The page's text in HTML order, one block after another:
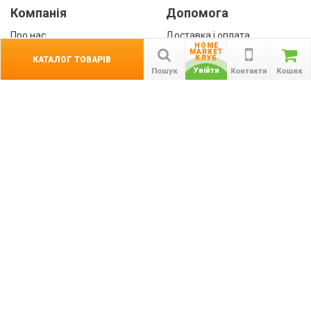
Компанія
Про нас
Допомога
Доставка і оплата
Гарантії
Кошик
Контакти
HOME
MARKET
КЛУБ
Увійти
Пошук
КАТАЛОГ ТОВАРІВ